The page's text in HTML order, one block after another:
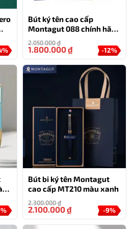
068 màu vàng
Bút ký tên cao cấp
Montagut 088 chính hãng
màu đen tặng kèm 3 ngòi,
túi và hộp
2.050.000₫
-12%
1.800.000₫
Bút bi ký tên Montagut
cao cấp MT210 màu xanh
2.300.000₫
-9%
2.100.000₫